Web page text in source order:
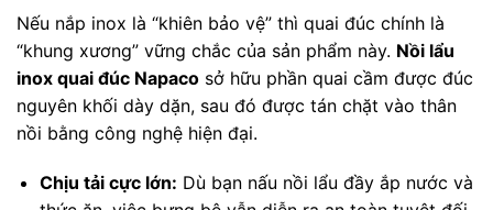
Nếu nắp inox là “khiên bảo vệ” thì quai đúc chính là
“khung xương” vững chắc của sản phẩm này. Nồi lẩu
inox quai đúc Napaco sở hữu phần quai cầm được đúc
nguyên khối dày dặn, sau đó được tán chặt vào thân
nồi bằng công nghệ hiện đại.
Chịu tải cực lớn: Dù bạn nấu nồi lẩu đầy ắp nước và